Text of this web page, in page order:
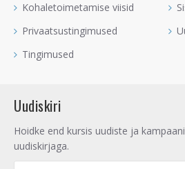
Kohaletoimetamise viisid
Privaatsustingimused
Tingimused
Uudiskiri
Hoidke end kursis uudiste ja
uudiskirjaga.